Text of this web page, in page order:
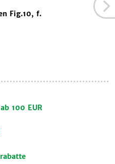
Fig.10, f.
100 EUR